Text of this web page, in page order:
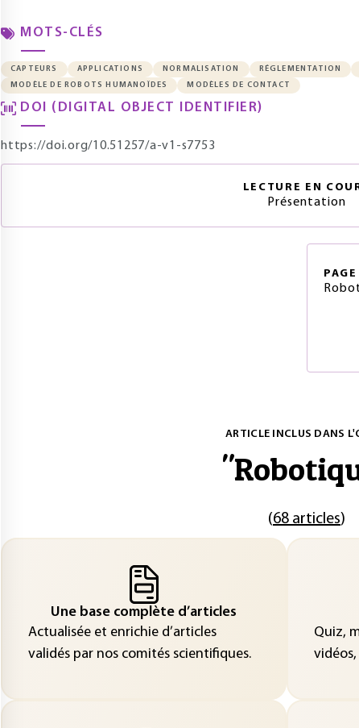
MOTS-CLÉS
CAPTEURS APPLICATIONS NORMALISATION RÉGLEMENTATION
MODÈLE DE ROBOTS HUMANOÏDES
MODÈLES DE CONTACT
DOI (DIGITAL OBJECT IDENTIFIER)
https://doi.org/10.51257/a-v1-s7753
LECTURE EN
Présentation
PAGE
ARTICLE INCLUS DANS
"
(68 articles)
Une base complète d’articles
Actualisée et enrichie d’articles
validés par nos comités scientifiques.
Quiz,
vidéos,